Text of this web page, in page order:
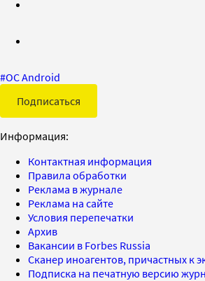
#ОС Android
Подписаться
Информация:
Контактная информация
Правила обработки
Реклама в журнале
Реклама на сайте
Условия перепечатки
Архив
Вакансии в Forbes Russia
Сканер иноагентов, причастных к
Подписка на печатную версию